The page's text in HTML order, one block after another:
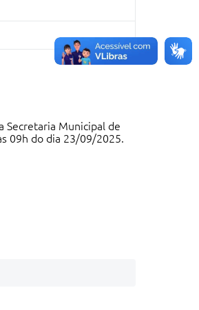
Secretaria Municipal de
09h do dia 23/09/2025.